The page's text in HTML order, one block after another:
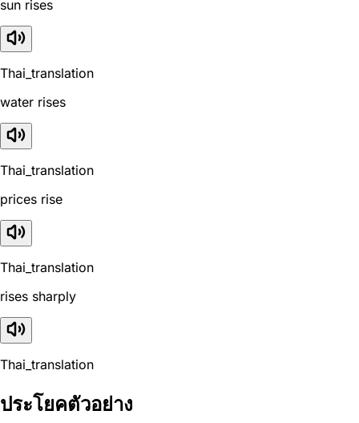
sun rises
Thai_translation
water rises
Thai_translation
prices rise
Thai_translation
rises sharply
Thai_translation
ประโยคตัวอย่าง